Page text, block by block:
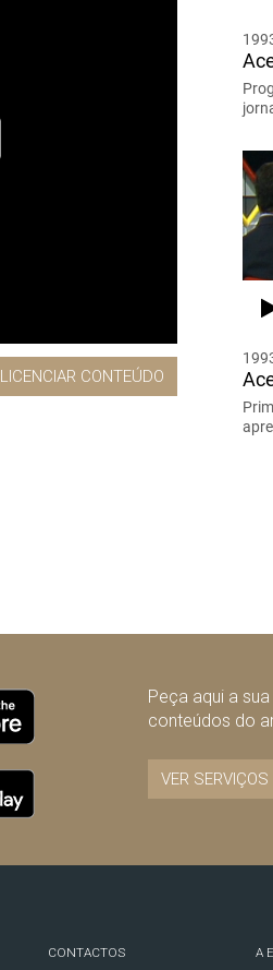
LICENCIAR CONTEÚDO
Peça aqui a
conteúdos do
VER SERVIÇOS
CONTACTOS
A